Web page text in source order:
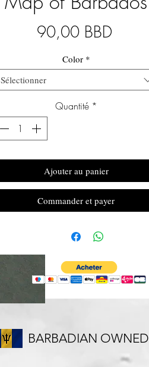
90,00 BBD
Color *
Sélectionner
Quantité *
Ajouter au panier
Commander et payer
BARBADIAN OWNED